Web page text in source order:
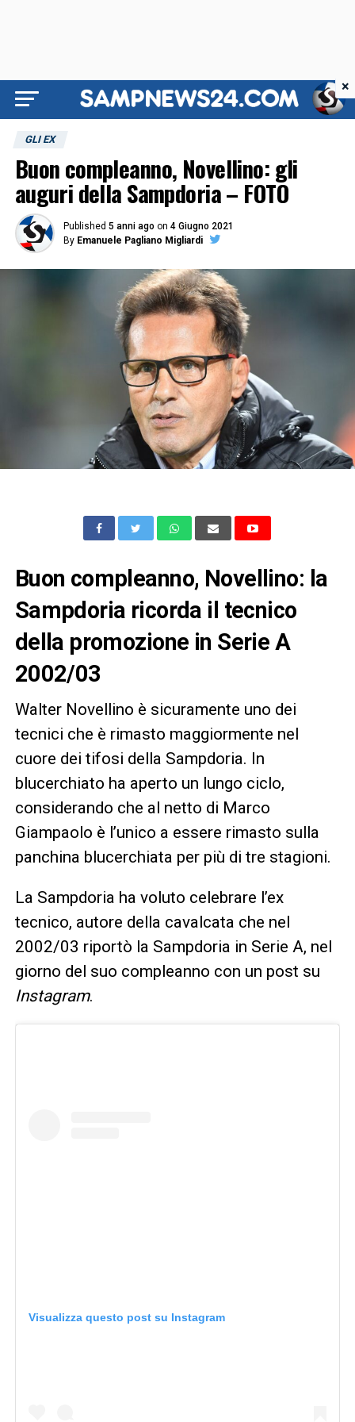
GLI EX
Buon compleanno, Novellino: gli
auguri della Sampdoria – FOTO
Published 5 anni ago on 4 Giugno 2021
By Emanuele Pagliano Migliardi
Buon compleanno, Novellino: la
Sampdoria ricorda il tecnico
della promozione in Serie A
2002/03
Walter Novellino è sicuramente uno dei
tecnici che è rimasto maggiormente nel
cuore dei tifosi della Sampdoria. In
blucerchiato ha aperto un lungo ciclo,
considerando che al netto di Marco
Giampaolo è l’unico a essere rimasto sulla
panchina blucerchiata per più di tre stagioni.
La Sampdoria ha voluto celebrare l’ex
tecnico, autore della cavalcata che nel
2002/03 riportò la Sampdoria in Serie A, nel
giorno del suo compleanno con un post su
Instagram.
Visualizza questo post su Instagram
×